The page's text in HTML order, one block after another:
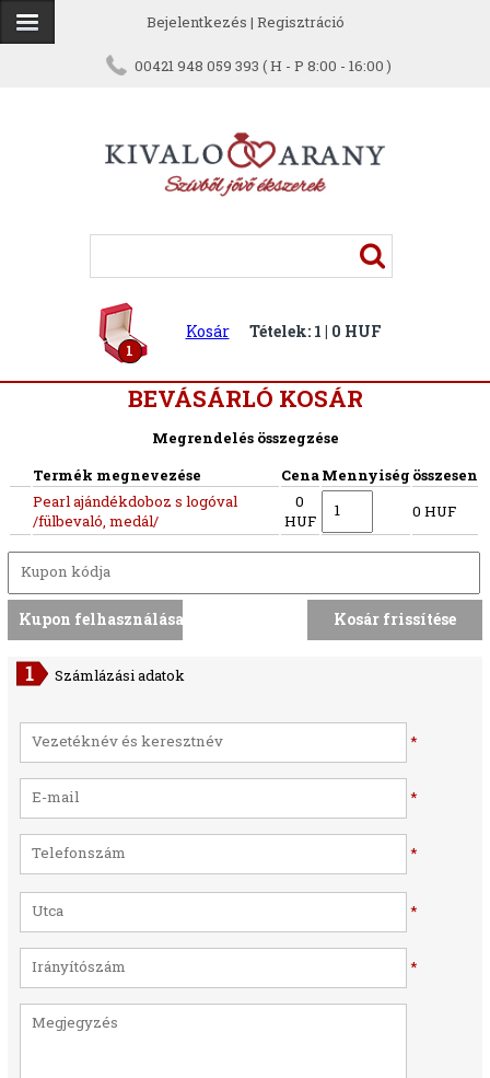
Bejelentkezés | Regisztráció
00421 948 059 393 ( H - P 8:00 - 16:00 )
1
Kosár Tételek: 1 | 0 HUF
BEVÁSÁRLÓ KOSÁR
Megrendelés összegzése
Termék megnevezése
CenaMennyiség összesen
Pearl ajándékdoboz s logóval
/fülbevaló, medál/
0
HUF
0 HUF
Számlázási adatok
*
*
*
*
*